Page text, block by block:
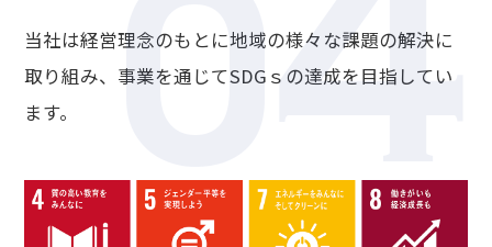
当社は経営理念のもとに地域の様々な課題の解決に
取り組み、事業を通じてSDGｓの達成を目指してい
ます。